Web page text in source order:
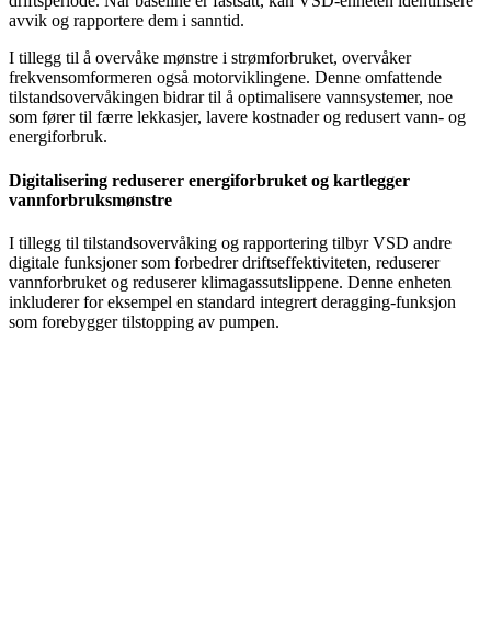
avvik og rapportere dem i sanntid.
I tillegg til å overvåke mønstre i strømforbruket, overvåker
frekvensomformeren også motorviklingene. Denne omfattende
tilstandsovervåkingen bidrar til å optimalisere vannsystemer, noe
som fører til færre lekkasjer, lavere kostnader og redusert vann- og
energiforbruk.
Digitalisering reduserer energiforbruket og kartlegger
vannforbruksmønstre
I tillegg til tilstandsovervåking og rapportering tilbyr VSD andre
digitale funksjoner som forbedrer driftseffektiviteten, reduserer
vannforbruket og reduserer klimagassutslippene. Denne enheten
inkluderer for eksempel en standard integrert deragging-funksjon
som forebygger tilstopping av pumpen.